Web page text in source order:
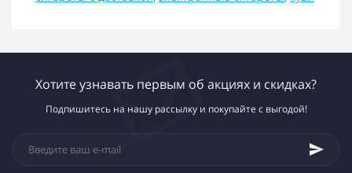
Хотите узнавать первым об акциях и скидках?
Подпишитесь на нашу рассылку и покупайте с выгодой!